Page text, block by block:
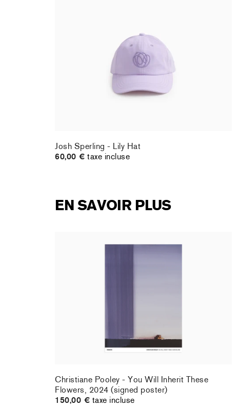
Josh Sperling - Lily Hat
60,00 € taxe incluse
EN SAVOIR PLUS
Christiane Pooley - You Will Inherit These
Christiane Pooley - You Will Inherit These
Flowers, 2024 (signed poster)
150,00 € taxe incluse